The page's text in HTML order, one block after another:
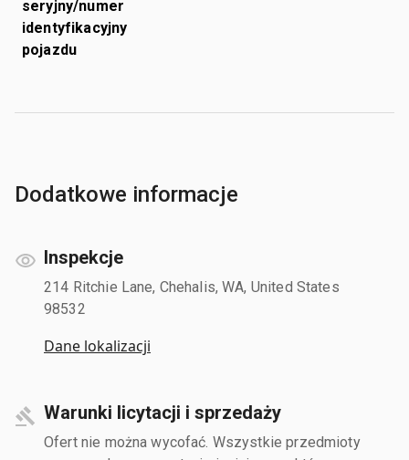
seryjny/numer
identyfikacyjny
pojazdu
Dodatkowe informacje
Inspekcje
214 Ritchie Lane, Chehalis, WA, United States
98532
Dane lokalizacji
Warunki licytacji i sprzedaży
Ofert nie można wycofać. Wszystkie przedmioty